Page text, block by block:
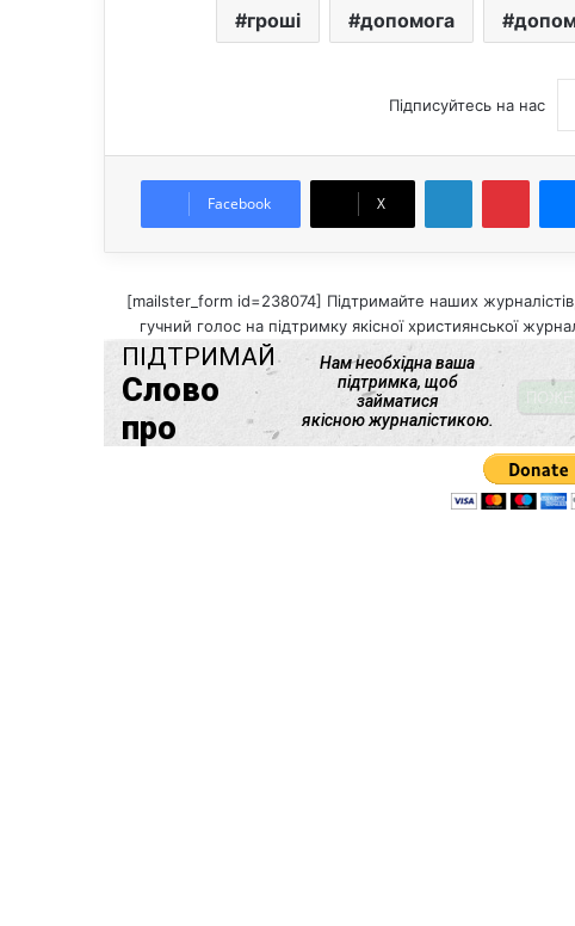
гроші допомога
Підписуйтесь на нас
Facebook X
[mailster_form id=238074] Підтримайте наших
гучний голос на підтримку якісної християнської